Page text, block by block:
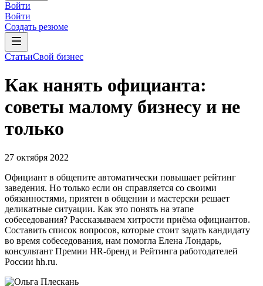
Войти
Войти
Создать резюме
СтатьиСвой бизнес
Как нанять официанта:
советы малому бизнесу и не
только
27 октября 2022
Официант в общепите автоматически повышает рейтинг
заведения. Но только если он справляется со своими
обязанностями, приятен в общении и мастерски решает
деликатные ситуации. Как это понять на этапе
собеседования? Рассказываем хитрости приёма официантов.
Составить список вопросов, которые стоит задать кандидату
во время собеседования, нам помогла Елена Лондарь,
консультант Премии HR-бренд и Рейтинга работодателей
России hh.ru.